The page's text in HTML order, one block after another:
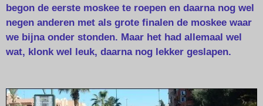
begon de eerste moskee te roepen en daarna nog wel
negen anderen met als grote finalen de moskee waar
we bijna onder stonden. Maar het had allemaal wel
wat, klonk wel leuk, daarna nog lekker geslapen.